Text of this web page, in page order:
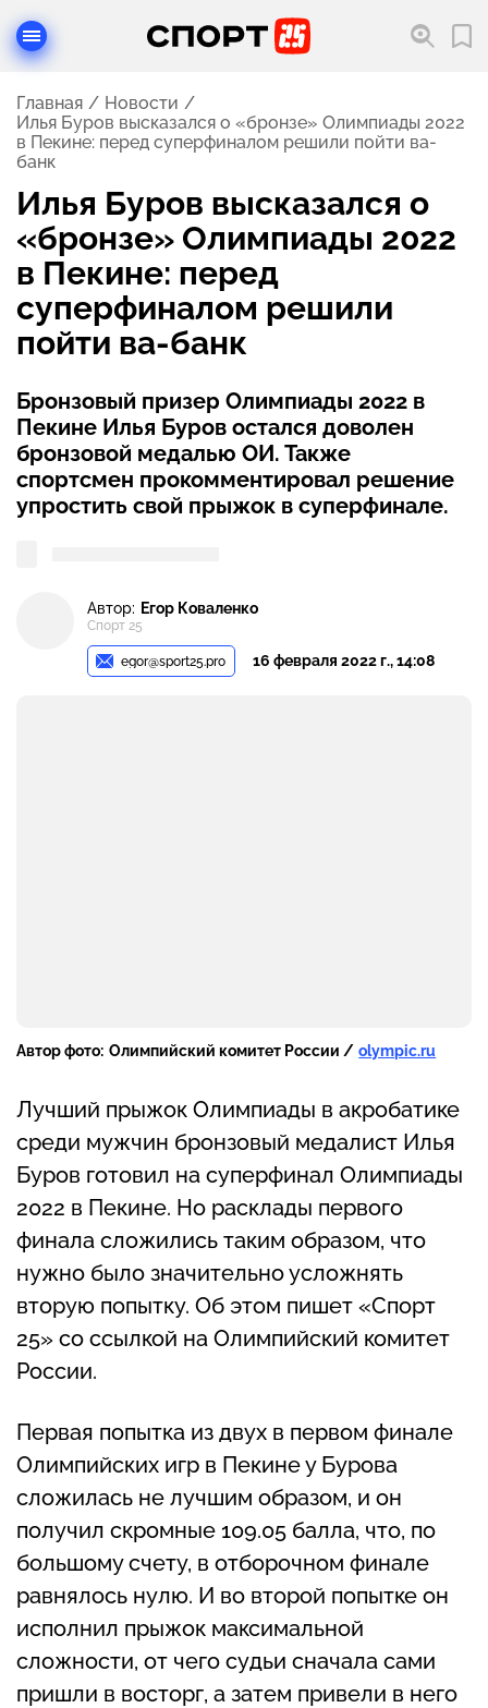
Главная
Новости
Илья Буров высказался о «бронзе» Олимпиады 2022
в Пекине: перед суперфиналом решили пойти ва-
банк
Илья Буров высказался о
«бронзе» Олимпиады 2022
в Пекине: перед
суперфиналом решили
пойти ва-банк
Бронзовый призер Олимпиады 2022 в
Пекине Илья Буров остался доволен
бронзовой медалью ОИ. Также
спортсмен прокомментировал решение
упростить свой прыжок в суперфинале.
Автор: Егор Коваленко
Спорт 25
egor@sport25.pro 16 февраля 2022 г., 14:08
Автор фото: Олимпийский комитет России / olympic.ru
Лучший прыжок Олимпиады в акробатике
среди мужчин бронзовый медалист Илья
Буров готовил на суперфинал Олимпиады
2022 в Пекине. Но расклады первого
финала сложились таким образом, что
нужно было значительно усложнять
вторую попытку. Об этом пишет «Спорт
25» со ссылкой на Олимпийский комитет
России.
Первая попытка из двух в первом финале
Олимпийских игр в Пекине у Бурова
сложилась не лучшим образом, и он
получил скромные 109.05 балла, что, по
большому счету, в отборочном финале
равнялось нулю. И во второй попытке он
исполнил прыжок максимальной
сложности, от чего судьи сначала сами
пришли в восторг, а затем привели в него